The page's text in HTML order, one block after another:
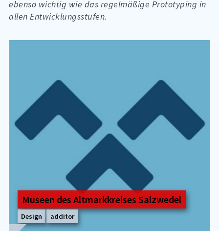
eben­so wich­tig wie das re­gel­mä­ßi­ge Pro­to­typ­ing in
al­len Ent­wick­lungs­stu­fen.
Mu­se­en des Alt­mark­krei­ses Salz­we­del
Design additor